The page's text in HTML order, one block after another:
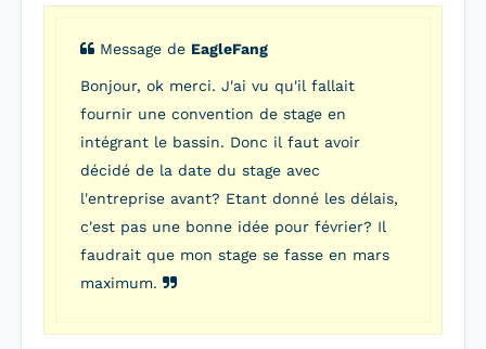
Message de EagleFang
Bonjour, ok merci. J'ai vu qu'il fallait
fournir une convention de stage en
intégrant le bassin. Donc il faut avoir
décidé de la date du stage avec
l'entreprise avant? Etant donné les délais,
c'est pas une bonne idée pour février? Il
faudrait que mon stage se fasse en mars
maximum.